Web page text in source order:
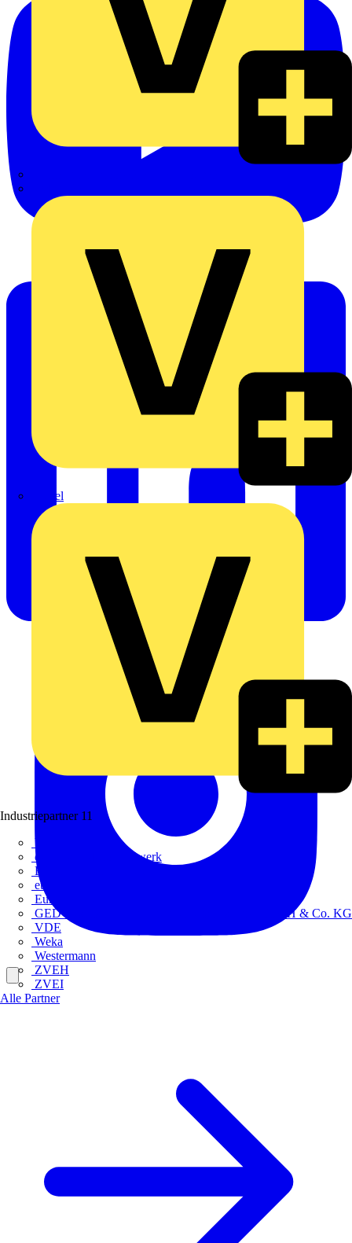
Rexel
Industriepartner 11
bfe
de - das Elektrohandwerk
ETIM Deutschland eV
etz
Europacable
GED Gesellschaft für Energiedienstleistung - GmbH & Co. KG
VDE
Weka
Westermann
ZVEH
ZVEI
Alle Partner